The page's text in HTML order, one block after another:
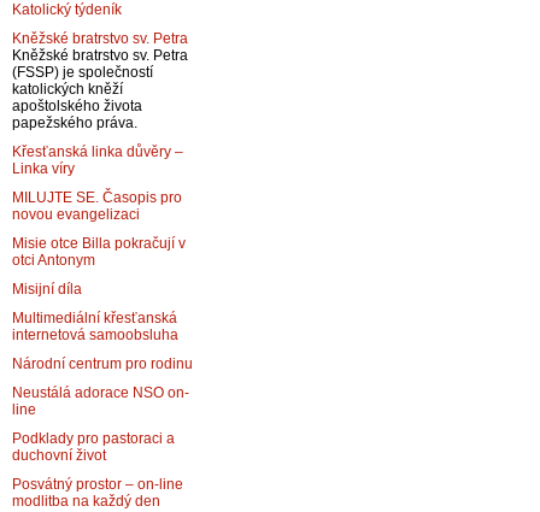
Katolický týdeník
Kněžské bratrstvo sv. Petra
Kněžské bratrstvo sv. Petra
(FSSP) je společností
katolických kněží
apoštolského života
papežského práva.
Křesťanská linka důvěry –
Linka víry
MILUJTE SE. Časopis pro
novou evangelizaci
Misie otce Billa pokračují v
otci Antonym
Misijní díla
Multimediální křesťanská
internetová samoobsluha
Národní centrum pro rodinu
Neustálá adorace NSO on-
line
Podklady pro pastoraci a
duchovní život
Posvátný prostor – on-line
modlitba na každý den